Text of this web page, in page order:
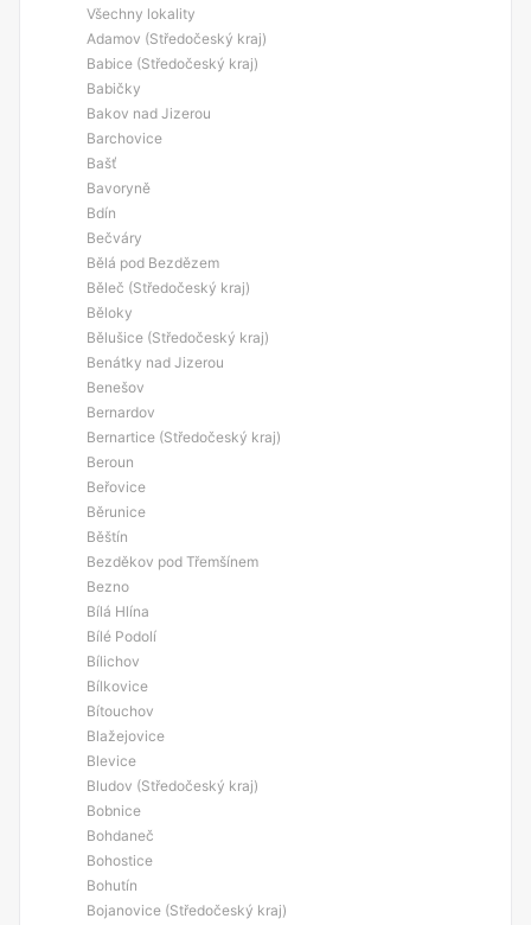
Všechny lokality
Adamov (Středočeský kraj)
Babice (Středočeský kraj)
Babičky
Bakov nad Jizerou
Barchovice
Bašť
Bavoryně
Bdín
Bečváry
Bělá pod Bezdězem
Běleč (Středočeský kraj)
Běloky
Bělušice (Středočeský kraj)
Benátky nad Jizerou
Benešov
Bernardov
Bernartice (Středočeský kraj)
Beroun
Beřovice
Běrunice
Běštín
Bezděkov pod Třemšínem
Bezno
Bílá Hlína
Bílé Podolí
Bílichov
Bílkovice
Bítouchov
Blažejovice
Blevice
Bludov (Středočeský kraj)
Bobnice
Bohdaneč
Bohostice
Bohutín
Bojanovice (Středočeský kraj)